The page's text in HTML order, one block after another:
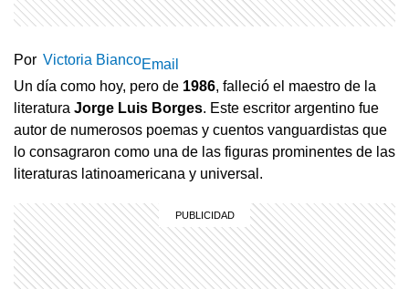
Por Victoria BiancoEmail
Un día como hoy, pero de 1986, falleció el maestro de la
literatura Jorge Luis Borges. Este escritor argentino fue
autor de numerosos poemas y cuentos vanguardistas que
lo consagraron como una de las figuras prominentes de las
literaturas latinoamericana y universal.